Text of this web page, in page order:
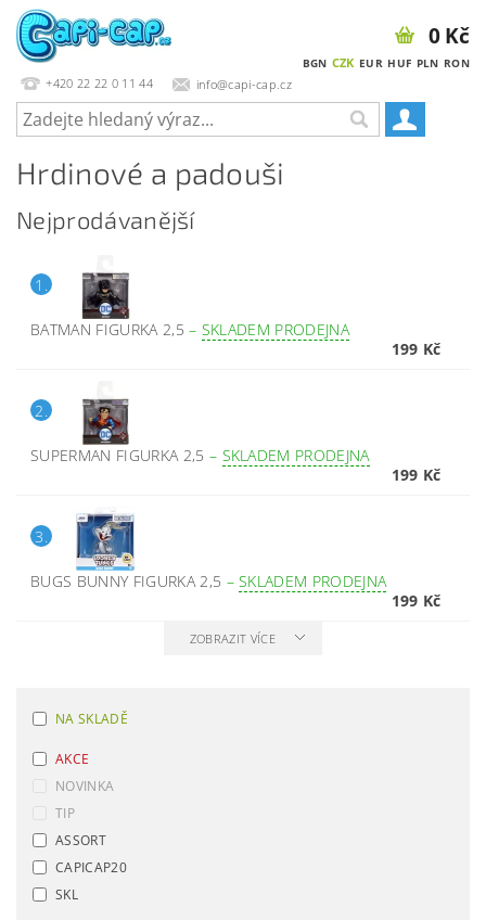
+420 22 22 0 11 44 info@capi-cap.cz
BGN CZK EUR HUF PLN RON
0 Kč
Hrdinové a padouši
Nejprodávanější
1.
BATMAN FIGURKA 2,5– SKLADEM PRODEJNA
199 Kč
2.
SUPERMAN FIGURKA 2,5 – SKLADEM PRODEJNA
199 Kč
3.
BUGS BUNNY FIGURKA 2,5 –SKLADEM PRODEJNA
199 Kč
ZOBRAZIT VÍCE
NA SKLADĚ
AKCE
NOVINKA
TIP
ASSORT
CAPICAP20
SKL